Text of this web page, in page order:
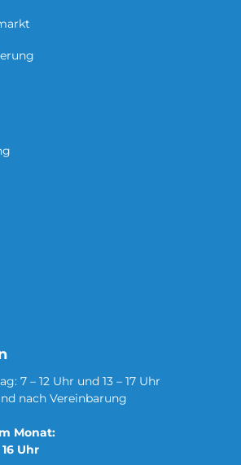
7 – 12 Uhr und 13 – 17 Uhr
nach Vereinbarung
Monat:
Uhr